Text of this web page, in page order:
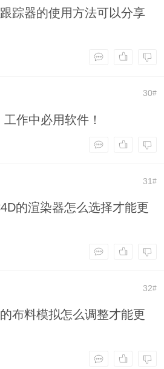
踪器的使用方法可以分享
30#
作中必用软件！
31#
的渲染器怎么选择才能更
32#
布料模拟怎么调整才能更